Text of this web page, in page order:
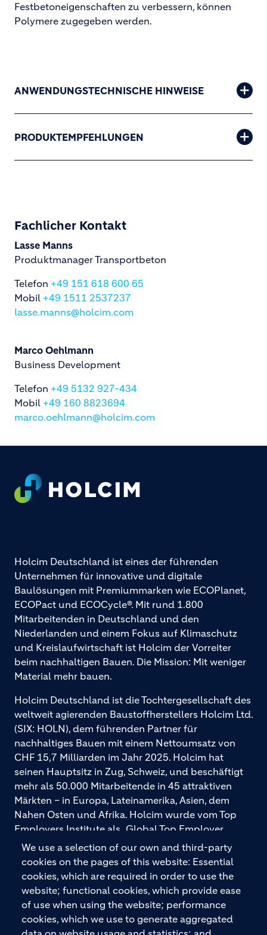
Festbetoneigenschaften zu verbessern, können
Polymere zugegeben werden.
ANWENDUNGSTECHNISCHE HINWEISE
PRODUKTEMPFEHLUNGEN
Fachlicher Kontakt
Lasse Manns
Produktmanager Transportbeton
Telefon +49 151 618 600 65
Mobil +49 1511 2537237
lasse.manns@holcim.com
Marco Oehlmann
Business Development
Telefon +49 5132 927-434
Mobil +49 160 8823694
marco.oehlmann@holcim.com
We use a selection of our own and third-party
cookies on the pages of this website: Essential
cookies, which are required in order to use the
website; functional cookies, which provide ease
of use when using the website; performance
cookies, which we use to generate aggregated
Footer
Holcim Deutschland ist eines der führenden
Unternehmen für innovative und digitale
Baulösungen mit Premiummarken wie ECOPlanet,
ECOPact und ECOCycle®. Mit rund 1.800
Mitarbeitenden in Deutschland und den
Niederlanden und einem Fokus auf Klimaschutz
und Kreislaufwirtschaft ist Holcim der Vorreiter
beim nachhaltigen Bauen. Die Mission: Mit weniger
Material mehr bauen.
Holcim Deutschland ist die Tochtergesellschaft des
weltweit agierenden Baustoffherstellers Holcim Ltd.
(SIX: HOLN), dem führenden Partner für
nachhaltiges Bauen mit einem Nettoumsatz von
CHF 15,7 Milliarden im Jahr 2025. Holcim hat
seinen Hauptsitz in Zug, Schweiz, und beschäftigt
mehr als 50.000 Mitarbeitende in 45 attraktiven
Märkten – in Europa, Lateinamerika, Asien, dem
Nahen Osten und Afrika. Holcim wurde vom Top
Employers Institute als „Global Top Employer
2026“ ausgezeichnet. Holcim bietet hochwertige
Baustoffe und integrierte Baulösungen für den
gesamten Bauprozess – vom Fundament über den
Boden bis zu Wänden und Dächern – mit
Premiummarken wie ECOPact, ECOPlanet,
ECOCycle und Ytong.